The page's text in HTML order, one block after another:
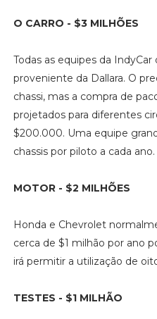
O CARRO - $3 MILHÕES
Todas as equipes da
proveniente da Dallara. O
chassi, mas a compra de
projetados para diferentes
$200.000. Uma equipe
chassis por piloto a cada ano.
MOTOR - $2 MILHÕES
Honda e Chevrolet
cerca de $1 milhão por ano
irá permitir a utilização de
TESTES - $1 MILHÃO